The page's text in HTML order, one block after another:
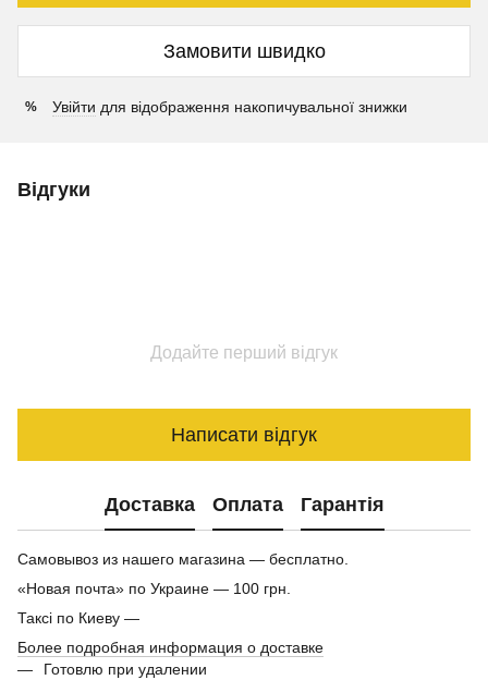
Замовити швидко
% Увійти для відображення накопичувальної знижки
Відгуки
Додайте перший відгук
Написати відгук
Доставка Оплата Гарантія
Самовывоз из нашего магазина — бесплатно.
«Новая почта» по Украине — 100 грн.
Таксі по Киеву —
Более подробная информация о доставке
Готовлю при удалении